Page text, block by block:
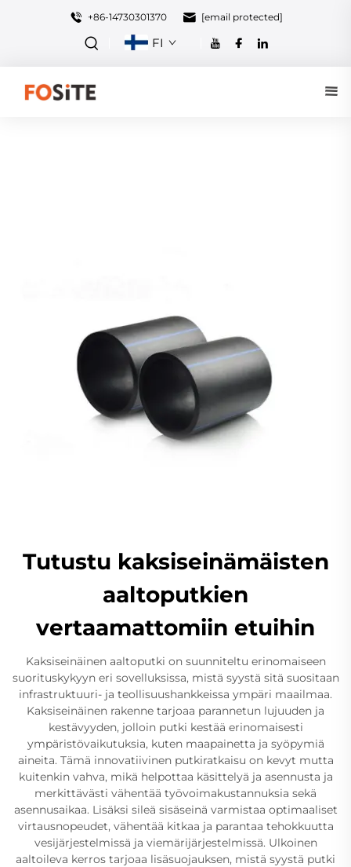
+86-14730301370 [email protected]
FI
Tutustu kaksiseinämäisten
aaltoputkien
vertaamattomiin etuihin
Kaksiseinäinen aaltoputki on suunniteltu erinomaiseen
suorituskykyyn eri sovelluksissa, mistä syystä sitä suositaan
infrastruktuuri- ja teollisuushankkeissa ympäri maailmaa.
Kaksiseinäinen rakenne tarjoaa parannetun lujuuden ja
kestävyyden, jolloin putki kestää erinomaisesti
ympäristövaikutuksia, kuten maapainetta ja syöpymiä
aineita. Tämä innovatiivinen putkiratkaisu on kevyt mutta
kuitenkin vahva, mikä helpottaa käsittelyä ja asennusta ja
merkittävästi vähentää työvoimakustannuksia sekä
asennusaikaa. Lisäksi sileä sisäseinä varmistaa optimaaliset
virtausnopeudet, vähentää kitkaa ja parantaa tehokkuutta
vesijärjestelmissä ja viemärijärjestelmissä. Ulkoinen
aaltoileva kerros tarjoaa lisäsuojauksen, mistä syystä putki